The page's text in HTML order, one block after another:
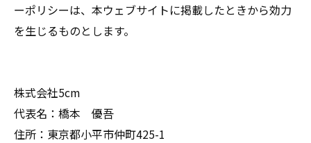
ーポリシーは、本ウェブサイトに掲載したときから効力
を生じるものとします。
株式会社5cm
代表名：橋本 優吾
住所：東京都小平市仲町425-1